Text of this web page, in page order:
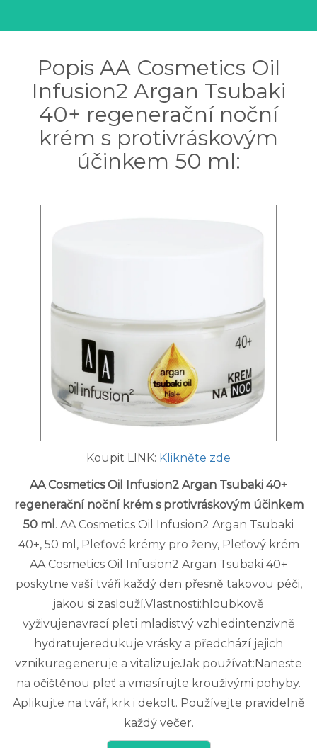
Popis AA Cosmetics Oil
Infusion2 Argan Tsubaki
40+ regenerační noční
krém s protivráskovým
účinkem 50 ml:
Koupit LINK: Klikněte zde
AA Cosmetics Oil Infusion2 Argan Tsubaki 40+
regenerační noční krém s protivráskovým účinkem
50 ml . AA Cosmetics Oil Infusion2 Argan Tsubaki
40+, 50 ml, Pleťové krémy pro ženy, Pleťový krém
AA Cosmetics Oil Infusion2 Argan Tsubaki 40+
poskytne vaší tváři každý den přesně takovou péči,
jakou si zaslouží.Vlastnosti:hloubkově
vyživujenavrací pleti mladistvý vzhledintenzivně
hydratujeredukuje vrásky a předchází jejich
vznikuregeneruje a vitalizujeJak používat:Naneste
na očištěnou pleť a vmasírujte krouživými pohyby.
Aplikujte na tvář, krk i dekolt. Používejte pravidelně
každý večer.